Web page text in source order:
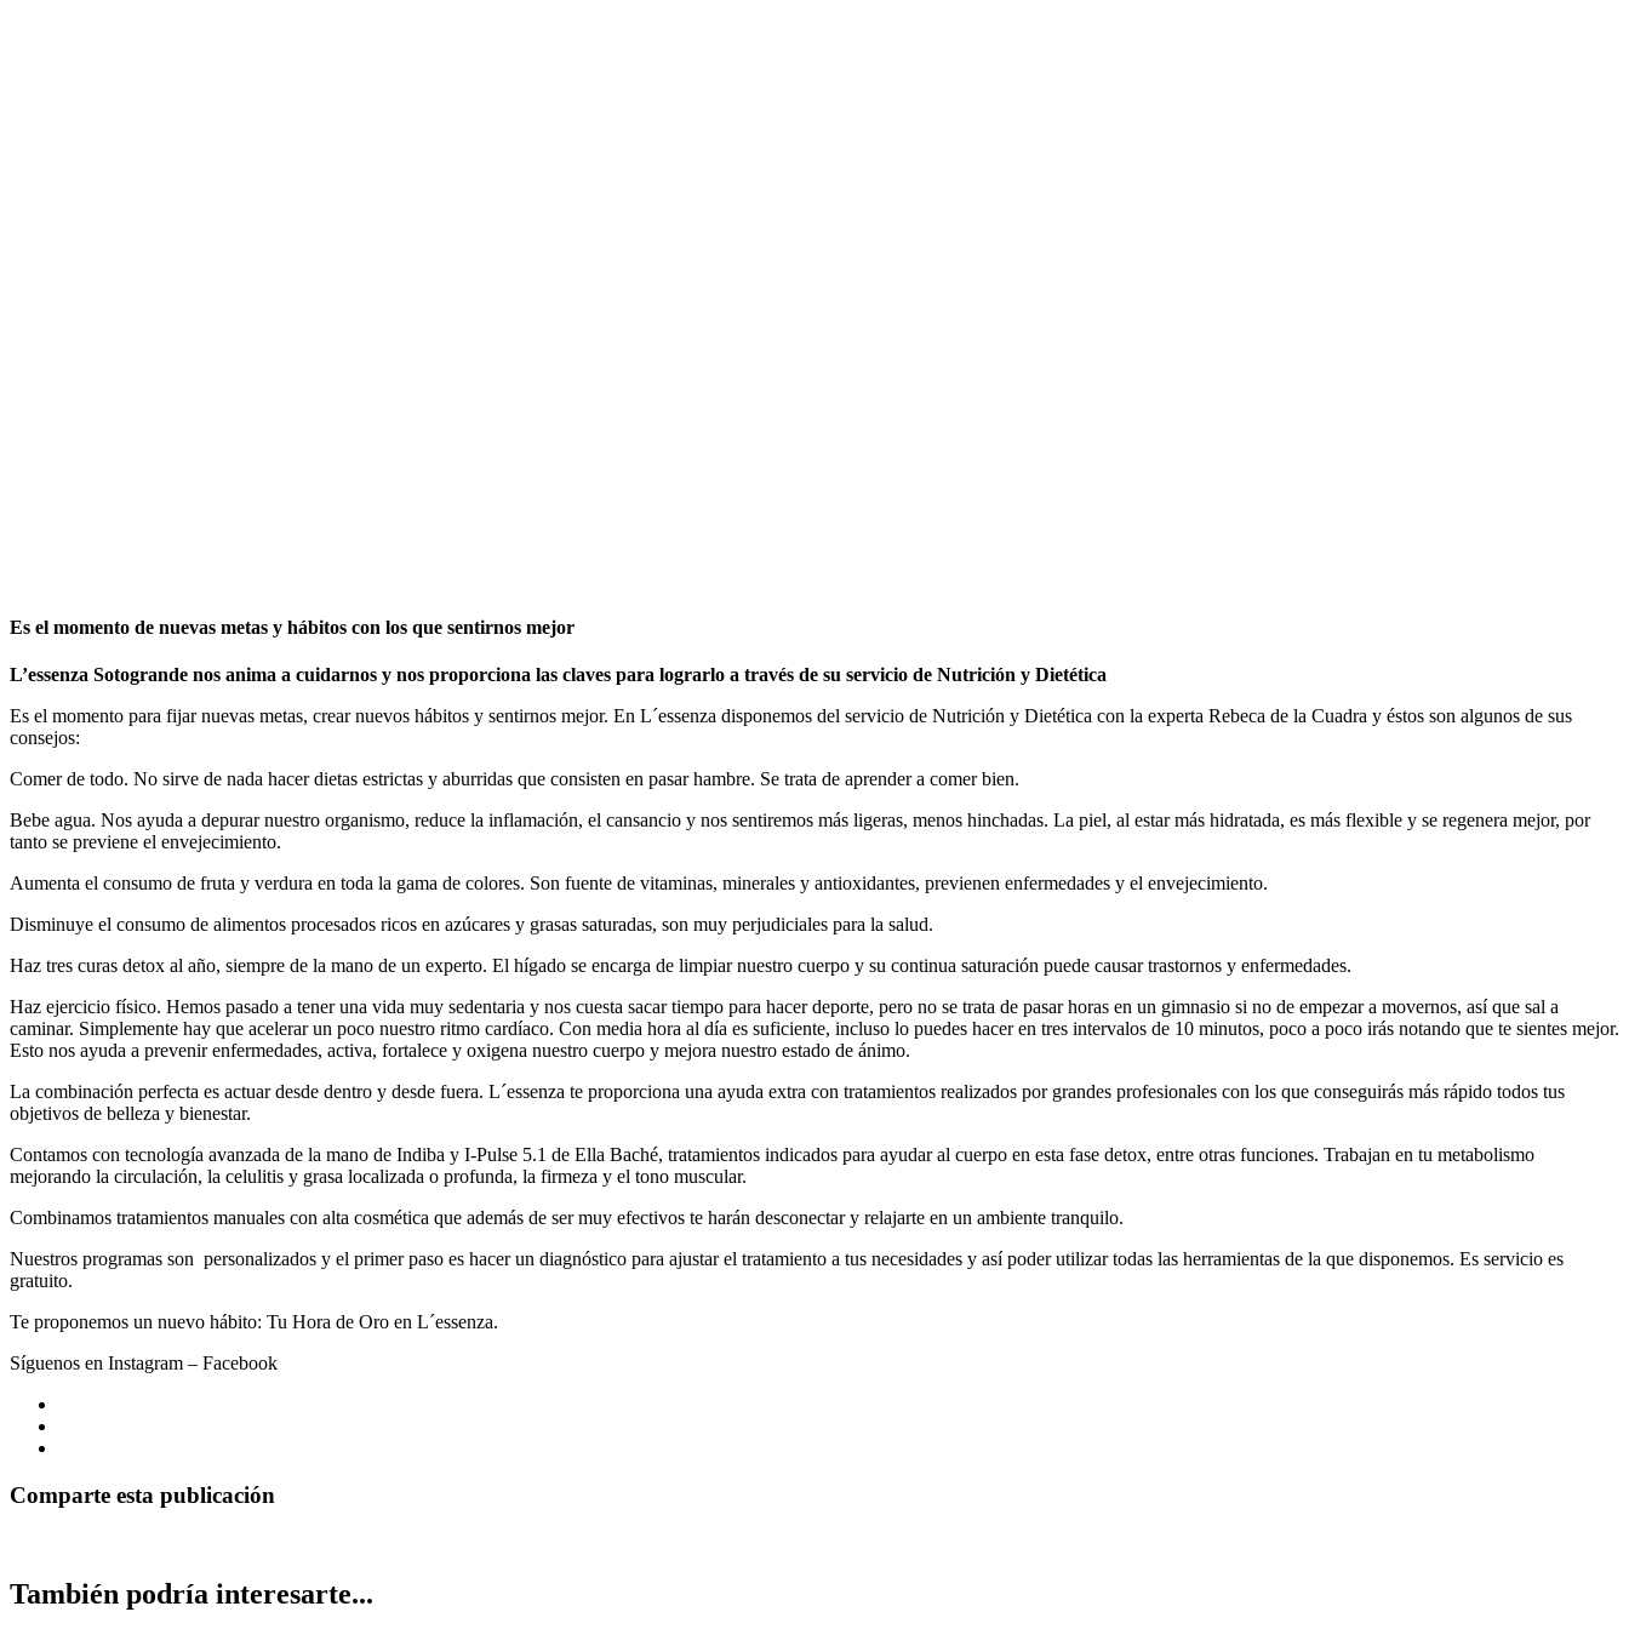
Es el momento de nuevas metas y hábitos con los que sentirnos mejor
L’essenza Sotogrande nos anima a cuidarnos y nos proporciona las claves para lograrlo a través de su servicio de Nutrición y Dietética
Es el momento para fijar nuevas metas, crear nuevos hábitos y sentirnos mejor. En L´essenza disponemos del servicio de Nutrición y Dietética con la experta Rebeca de la Cuadra y éstos son algunos de sus
consejos:
Comer de todo. No sirve de nada hacer dietas estrictas y aburridas que consisten en pasar hambre. Se trata de aprender a comer bien.
Bebe agua. Nos ayuda a depurar nuestro organismo, reduce la inflamación, el cansancio y nos sentiremos más ligeras, menos hinchadas. La piel, al estar más hidratada, es más flexible y se regenera mejor, por
tanto se previene el envejecimiento.
Aumenta el consumo de fruta y verdura en toda la gama de colores. Son fuente de vitaminas, minerales y antioxidantes, previenen enfermedades y el envejecimiento.
Disminuye el consumo de alimentos procesados ricos en azúcares y grasas saturadas, son muy perjudiciales para la salud.
Haz tres curas detox al año, siempre de la mano de un experto. El hígado se encarga de limpiar nuestro cuerpo y su continua saturación puede causar trastornos y enfermedades.
Haz ejercicio físico. Hemos pasado a tener una vida muy sedentaria y nos cuesta sacar tiempo para hacer deporte, pero no se trata de pasar horas en un gimnasio si no de empezar a movernos, así que sal a
caminar. Simplemente hay que acelerar un poco nuestro ritmo cardíaco. Con media hora al día es suficiente, incluso lo puedes hacer en tres intervalos de 10 minutos, poco a poco irás notando que te sientes mejor.
Esto nos ayuda a prevenir enfermedades, activa, fortalece y oxigena nuestro cuerpo y mejora nuestro estado de ánimo.
La combinación perfecta es actuar desde dentro y desde fuera. L´essenza te proporciona una ayuda extra con tratamientos realizados por grandes profesionales con los que conseguirás más rápido todos tus
objetivos de belleza y bienestar.
Contamos con tecnología avanzada de la mano de Indiba y I-Pulse 5.1 de Ella Baché, tratamientos indicados para ayudar al cuerpo en esta fase detox, entre otras funciones. Trabajan en tu metabolismo
mejorando la circulación, la celulitis y grasa localizada o profunda, la firmeza y el tono muscular.
Combinamos tratamientos manuales con alta cosmética que además de ser muy efectivos te harán desconectar y relajarte en un ambiente tranquilo.
Nuestros programas son personalizados y el primer paso es hacer un diagnóstico para ajustar el tratamiento a tus necesidades y así poder utilizar todas las herramientas de la que disponemos. Es servicio es
gratuito.
Te proponemos un nuevo hábito: Tu Hora de Oro en L´essenza.
Síguenos en Instagram – Facebook
Comparte esta publicación
También podría interesarte...